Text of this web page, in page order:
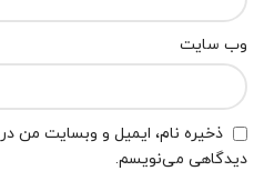
وب‌ سایت
ذخیره نام، ایمیل و وبسایت من در
دیدگاهی می‌نویسم.